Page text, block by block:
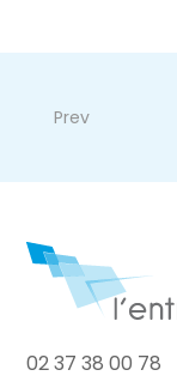
Prev
02 37 38 00 78